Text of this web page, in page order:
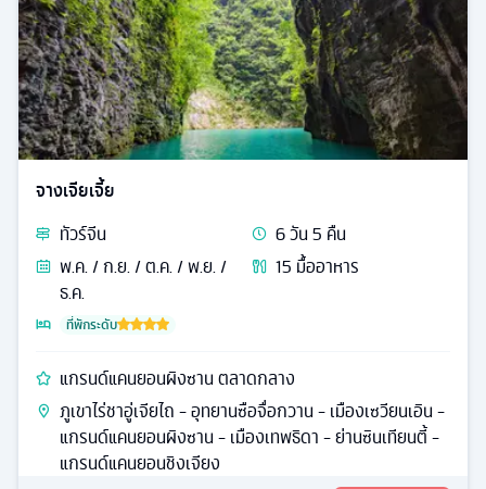
จางเจียเจี้ย
ทัวร์จีน 6วัน5 คืน
พ.ค. / ก.ย. / ต.ค. / พ.ย. /
ธ.ค.
15 มื้ออาหาร
ที่พักระดับ
แกรนด์แคนยอนผิงซาน ตลาดกลาง
ภูเขาไร่ชาอู่เจียไถ - อุทยานซือจื่อกวาน - เมืองเซวียนเอิน -
แกรนด์แคนยอนผิงซาน - เมืองเทพธิดา - ย่านซินเทียนตี้ -
แกรนด์แคนยอนชิงเจียง